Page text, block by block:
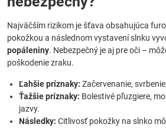
Najväčším rizikom je šťava obsahujúca
pokožkou a následnom vystavení slnku
popáleniny. Nebezpečný je aj pre oči –
poškodenie zraku.
Ľahšie príznaky: Začervenanie,
Ťažšie príznaky: Bolestivé pľuzgiere,
jazvy.
Následky: Citlivosť pokožky na slnko